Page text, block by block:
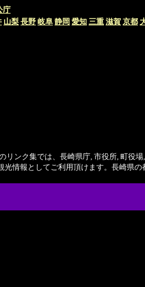
庁
山梨 長野 岐阜 静岡 愛知 三重 滋賀 京都
ンク集では、長崎県庁, 市役所, 町役
情報としてご利用頂けます。長崎県